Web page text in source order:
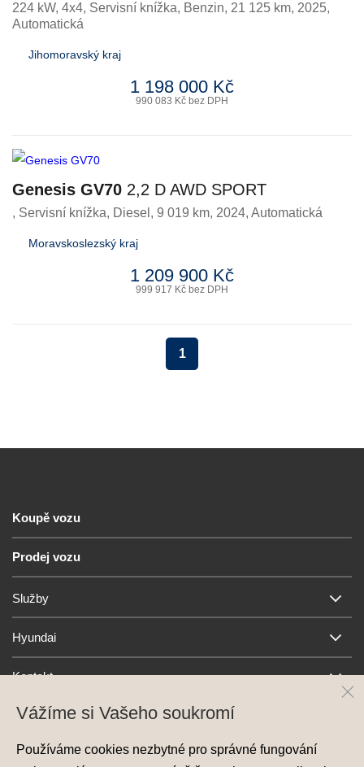
224 kW, 4x4, Servisní knížka, Benzin, 21 125 km, 2025,
Automatická
Jihomoravský kraj
1 198 000 Kč
990 083 Kč bez DPH
Genesis GV70 2,2 D AWD SPORT
, Servisní knížka, Diesel , 9 019 km, 2024, Automatická
Moravskoslezský kraj
1 209 900 Kč
999 917 Kč bez DPH
1
Koupě vozu
Prodej vozu
Služby
Hyundai
Kontakt
Vážíme si Vašeho soukromí
Používáme cookies nezbytné pro správné fungování